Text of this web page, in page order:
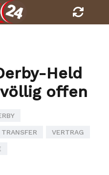
Held
offen
TRANSFER VERTRAG